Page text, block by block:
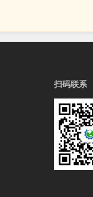
扫码联系